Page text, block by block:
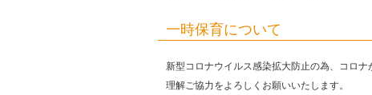
一時保育について
新型コロナウイルス感染拡大防止の為、コロ
理解ご協力をよろしくお願いいたします。